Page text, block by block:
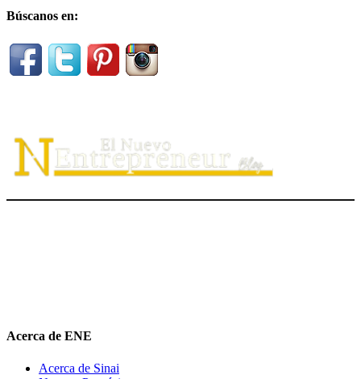
Búscanos en:
Acerca de ENE
Acerca de Sinai